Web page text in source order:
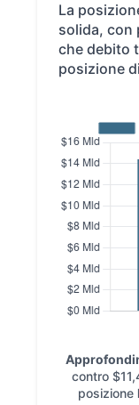
La
solida, con
che debito
posizione
contro
posizione